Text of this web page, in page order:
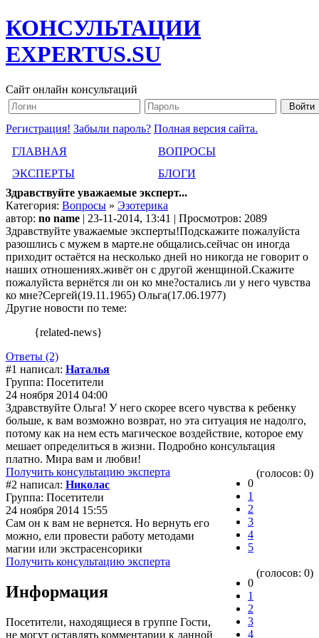
КОНСУЛЬТАЦИИ
EXPERTUS.SU
Сайт онлайн консультаций
Регистрация! Забыли пароль? Полная версия сайта.
ГЛАВНАЯ
ВОПРОСЫ
ЭКСПЕРТЫ
БЛОГИ
Здравствуйте уважаемые эксперт...
Категория: Вопросы » Эзотерика
автор: no name | 23-11-2014, 13:41 | Просмотров: 2089
Здравствуйте уважаемые эксперты!Подскажите пожалуйста
разошлись с мужем в марте.не общались.сейчас он иногда
приходит остаётся на несколько дней но никогда не говорит о
наших отношениях.живёт он с другой женщиной.Скажите
пожалуйста вернётся ли он ко мне?остались ли у него чувства
ко мне?Сергей(19.11.1965) Ольга(17.06.1977)
Другие новости по теме:
{related-news}
Ответы (2)
#1 написал: Наталья
Группа: Посетители
24 ноября 2014 04:00
Здравствуйте Ольга! У него скорее всего чувства к ребенку
больше, к вам возможно возврат, но эта ситуация не надолго,
потому как на нем есть магическое воздействие, которое ему
мешает определиться в жизни. Подробно консультация
платно. Мира вам и любви!
Получить консультацию эксперта
0
1
2
3
4
5
(голосов: 0)
#2 написал: Николас
Группа: Посетители
24 ноября 2014 15:55
Сам он к вам не вернется. Но вернуть его
можно, ели провести работу методами
магии или экстрасенсорики
Получить консультацию эксперта
0
1
2
3
4
(голосов: 0)
Информация
Посетители, находящиеся в группе Гости,
не могут оставлять комментарии к данной